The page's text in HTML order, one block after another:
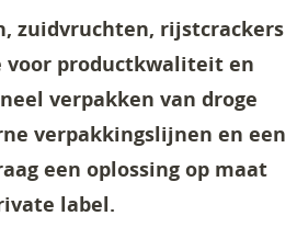
zuidvruchten, rijstcrackers
voor productkwaliteit en
verpakken van droge
verpakkingslijnen en een
een oplossing op maat
label.